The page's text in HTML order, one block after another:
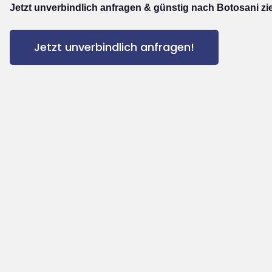
Jetzt unverbindlich anfragen & günstig nach Botosani
Jetzt unverbindlich anfragen!